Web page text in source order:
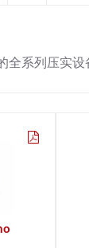
全系列压实设